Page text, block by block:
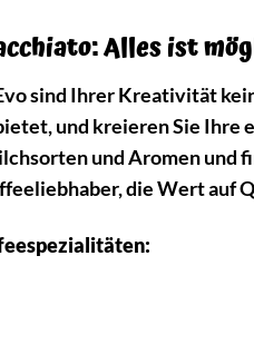
Alles ist
sind Ihrer Kreativität
und kreieren Sie
und Aromen und
die Wert auf